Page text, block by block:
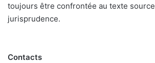
toujours être confrontée au texte
jurisprudence.
Contacts